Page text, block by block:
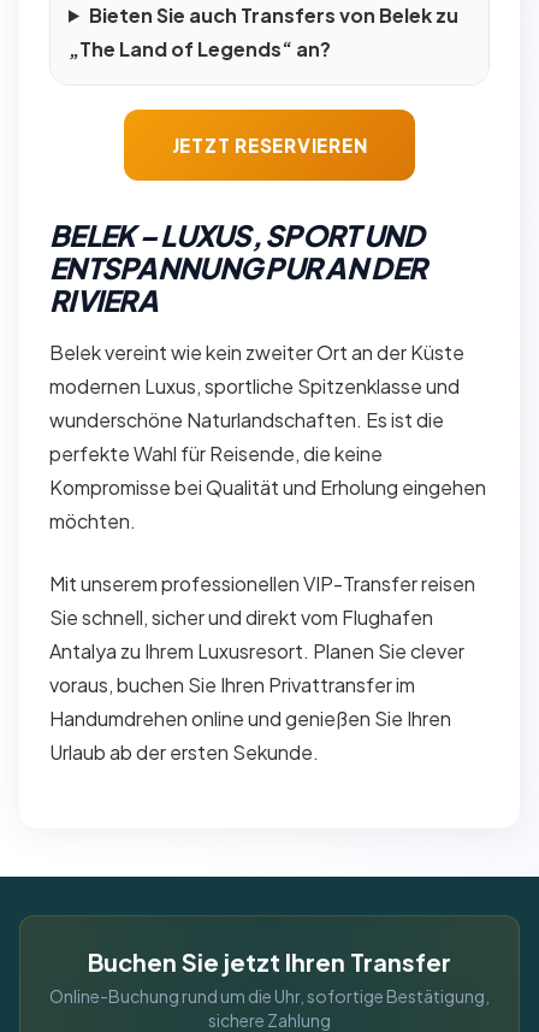
Bieten Sie auch Transfers von Belek zu
„The Land of Legends“ an?
JETZT RESERVIEREN
BELEK – LUXUS, SPORT UND
ENTSPANNUNG PUR AN DER
RIVIERA
Belek vereint wie kein zweiter Ort an der Küste
modernen Luxus, sportliche Spitzenklasse und
wunderschöne Naturlandschaften. Es ist die
perfekte Wahl für Reisende, die keine
Kompromisse bei Qualität und Erholung eingehen
möchten.
Mit unserem professionellen VIP-Transfer reisen
Sie schnell, sicher und direkt vom Flughafen
Antalya zu Ihrem Luxusresort. Planen Sie clever
voraus, buchen Sie Ihren Privattransfer im
Handumdrehen online und genießen Sie Ihren
Urlaub ab der ersten Sekunde.
Buchen Sie jetzt Ihren Transfer
Online-Buchung rund um die Uhr, sofortige Bestätigung,
sichere Zahlung